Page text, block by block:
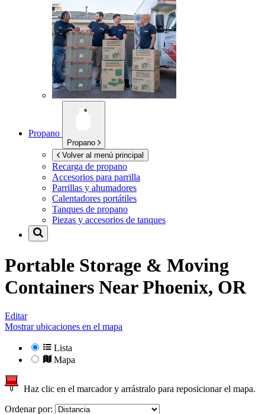
Propano
Propano
Volver al menú principal
Recarga de propano
Accesorios para parrilla
Parrillas y ahumadores
Calentadores portátiles
Tanques de propano
Piezas y accesorios de tanques
Portable Storage & Moving
Containers NearPhoenix, OR
Editar
Mostrar ubicaciones en el mapa
Lista
Mapa
Haz clic en el marcador y arrástralo para reposicionar el mapa.
Ordenar por: